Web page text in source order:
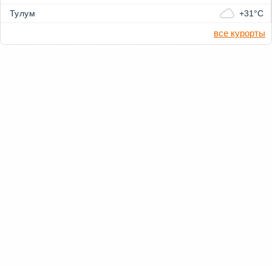
Тулум
+31°C
все курорты